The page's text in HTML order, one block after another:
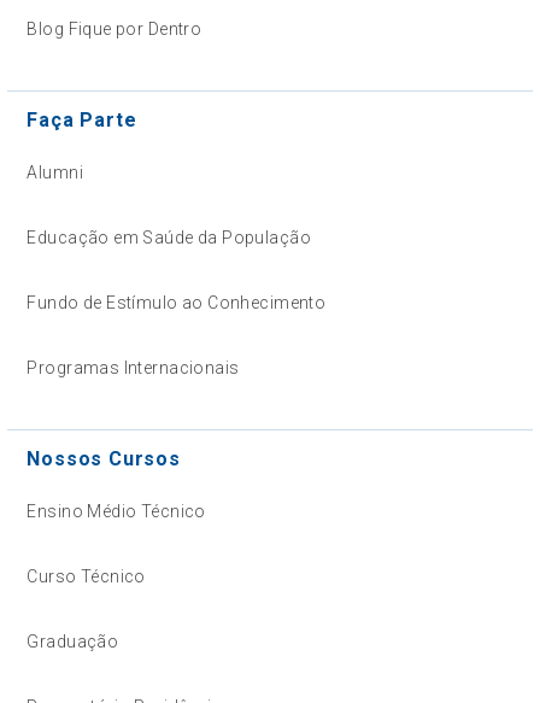
Blog Fique por Dentro
Faça Parte
Alumni
Educação em Saúde da População
Fundo de Estímulo ao Conhecimento
Programas Internacionais
Nossos Cursos
Ensino Médio Técnico
Curso Técnico
Graduação